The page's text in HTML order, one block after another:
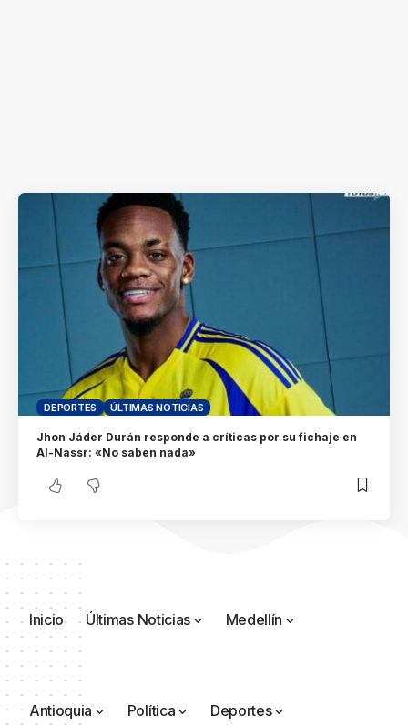
DEPORTES ÚLTIMAS NOTICIAS
Jhon Jáder Durán responde a críticas por su fichaje en
Al-Nassr: «No saben nada»
Inicio Últimas Noticias Medellín
Antioquia Política Deportes